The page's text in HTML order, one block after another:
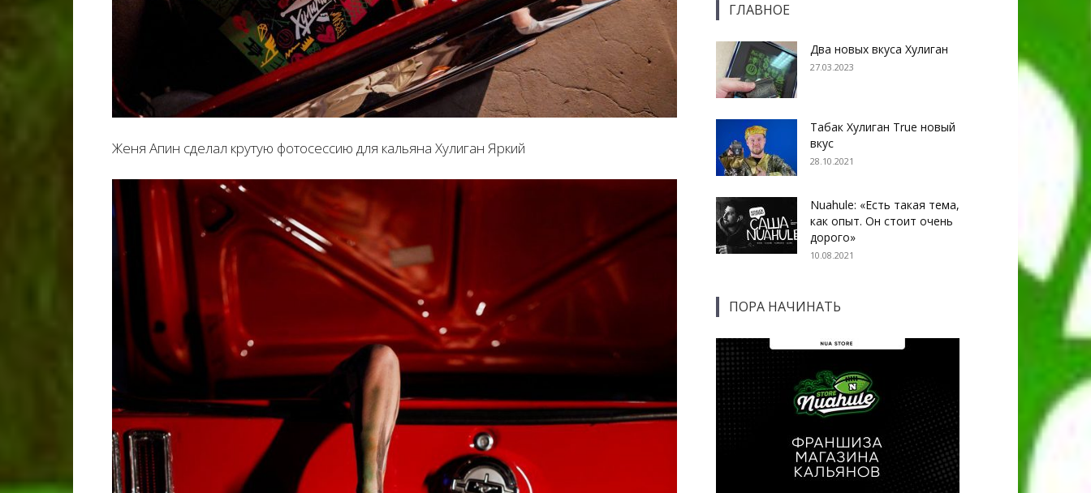
Женя Апин сделал крутую фотосессию для кальяна Хулиган Яркий
ГЛАВНОЕ
Два новых вкуса Хулиган
27.03.2023
Табак Хулиган True новый
вкус
28.10.2021
Nuahule: «Есть такая тема,
как опыт. Он стоит очень
дорого»
10.08.2021
ПОРА НАЧИНАТЬ